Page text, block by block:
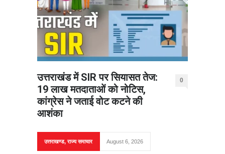
उत्तराखंड में SIR पर सियासत तेज:
19 लाख मतदाताओं को नोटिस,
कांग्रेस ने जताई वोट कटने की
आशंका
0
उत्तराखण्ड,राज्य समाचार August 6, 2026